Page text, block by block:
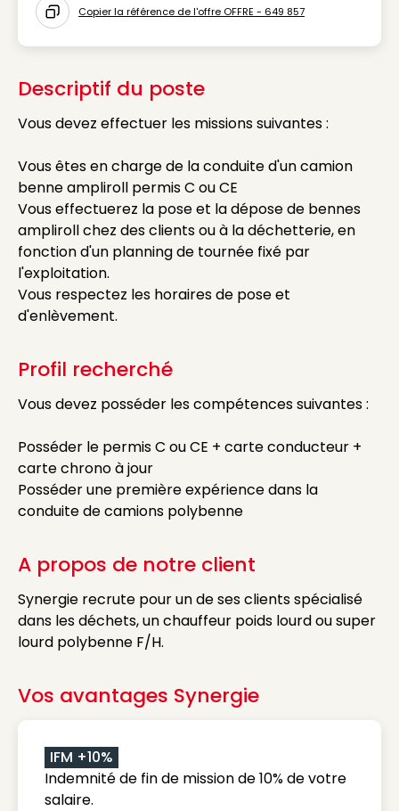
Icon copy to clipboard
Copier la référence de l'offre OFFRE - 649 857
Descriptif du poste
Vous devez effectuer les missions suivantes :
Vous êtes en charge de la conduite d'un camion
benne ampliroll permis C ou CE
Vous effectuerez la pose et la dépose de bennes
ampliroll chez des clients ou à la déchetterie, en
fonction d'un planning de tournée fixé par
l'exploitation.
Vous respectez les horaires de pose et
d'enlèvement.
Profil recherché
Vous devez posséder les compétences suivantes :
Posséder le permis C ou CE + carte conducteur +
carte chrono à jour
Posséder une première expérience dans la
conduite de camions polybenne
A propos de notre client
Synergie recrute pour un de ses clients spécialisé
dans les déchets, un chauffeur poids lourd ou super
lourd polybenne F/H.
Vos avantages Synergie
IFM +10%
Indemnité de fin de mission de 10% de votre
salaire.